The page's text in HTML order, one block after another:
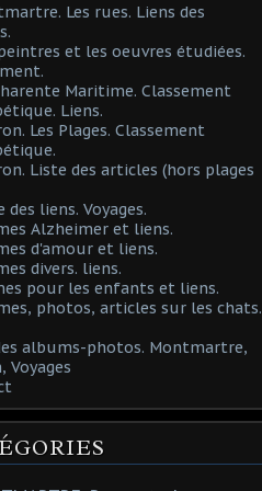
Les rues. Liens des
et les oeuvres étudiées.
Maritime. Classement
Liens.
Les Plages. Classement
Liste des articles (hors plages
des liens. Voyages.
Alzheimer et liens.
d'amour et liens.
divers. liens.
pour les enfants et liens.
photos, articles sur les chats.
albums-photos. Montmartre,
Voyages